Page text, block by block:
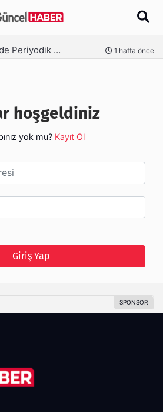
Su Arıtma Sistemlerinde Periyodik Bakım Neden Kritik? 1 hafta önce
hoşgeldiniz
yok mu? Kayıt Ol
Giriş Yap